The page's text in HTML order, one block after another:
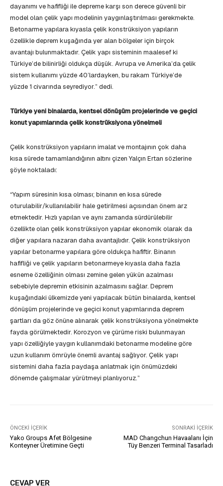
dayanımı ve hafifliği ile depreme karşı son derece güvenli bir
model olan çelik yapı modelinin yaygınlaştırılması gerekmekte.
Betonarme yapılara kıyasla çelik konstrüksiyon yapıların
özellikle deprem kuşağında yer alan bölgeler için birçok
avantajı bulunmaktadır. Çelik yapı sisteminin maalesef ki
Türkiye’de bilinirliği oldukça düşük. Avrupa ve Amerika’da çelik
sistem kullanımı yüzde 40’lardayken, bu rakam Türkiye’de
yüzde 1 civarında seyrediyor.” dedi.
Türkiye yeni binalarda, kentsel dönüşüm projelerinde ve geçici
konut yapımlarında çelik konstrüksiyona yönelmeli
Çelik konstrüksiyon yapıların imalat ve montajının çok daha
kısa sürede tamamlandığının altını çizen Yalçın Ertan sözlerine
şöyle noktaladı:
“Yapım süresinin kısa olması; binanın en kısa sürede
oturulabilir/kullanılabilir hale getirilmesi açısından önem arz
etmektedir. Hızlı yapılan ve aynı zamanda sürdürülebilir
özellikte olan çelik konstrüksiyon yapılar ekonomik olarak da
diğer yapılara nazaran daha avantajlıdır. Çelik konstrüksiyon
yapılar betonarme yapılara göre oldukça hafiftir. Binanın
hafifliği ve çelik yapıların betonarmeye kıyasla daha fazla
esneme özelliğinin olması zemine gelen yükün azalması
sebebiyle depremin etkisinin azalmasını sağlar. Deprem
kuşağındaki ülkemizde yeni yapılacak bütün binalarda, kentsel
dönüşüm projelerinde ve geçici konut yapımlarında deprem
şartları da göz önüne alınarak çelik konstrüksiyona yönelmekte
fayda görülmektedir. Korozyon ve çürüme riski bulunmayan
yapı özelliğiyle yaygın kullanımdaki betonarme modeline göre
uzun kullanım ömrüyle önemli avantaj sağlıyor. Çelik yapı
sistemini daha fazla paydaşa anlatmak için önümüzdeki
dönemde çalışmalar yürütmeyi planlıyoruz.”
ÖNCEKI İÇERIK
Yako Groups Afet Bölgesine
Konteyner Üretimine Geçti
SONRAKI İÇERIK
MAD Changchun Havaalanı İçin
Tüy Benzeri Terminal Tasarladı
CEVAP VER